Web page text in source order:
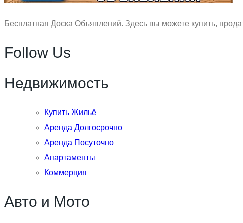
Бесплатная Доска Объявлений. Здесь вы можете купить,
Follow Us
Недвижимость
Купить Жильё
Аренда Долгосрочно
Аренда Посуточно
Апартаменты
Коммерция
Авто и Мото